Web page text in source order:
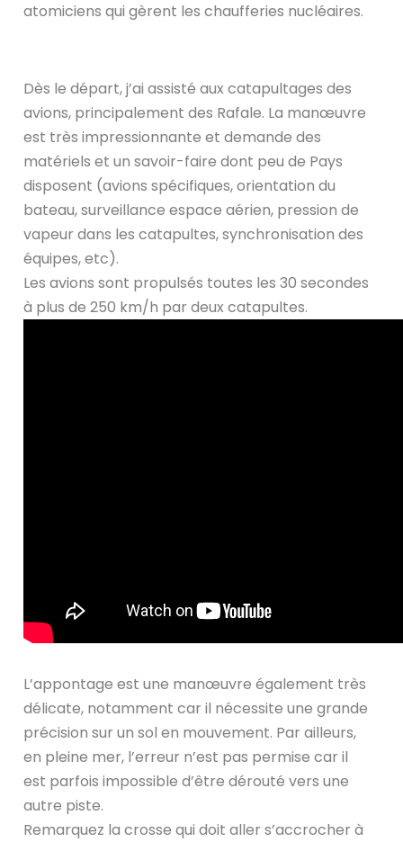
atomiciens qui gèrent les chaufferies nucléaires.
Dès le départ, j’ai assisté aux catapultages des
avions, principalement des Rafale. La manœuvre
est très impressionnante et demande des
matériels et un savoir-faire dont peu de Pays
disposent (avions spécifiques, orientation du
bateau, surveillance espace aérien, pression de
vapeur dans les catapultes, synchronisation des
équipes, etc).
Les avions sont propulsés toutes les 30 secondes
à plus de 250 km/h par deux catapultes.
L’appontage est une manœuvre également très
délicate, notamment car il nécessite une grande
précision sur un sol en mouvement. Par ailleurs,
en pleine mer, l’erreur n’est pas permise car il
est parfois impossible d’être dérouté vers une
autre piste.
Remarquez la crosse qui doit aller s’accrocher à